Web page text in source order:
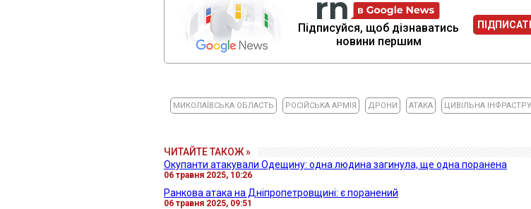
Підписуйся, щоб дізнаватись
новини першим
МИКОЛАЇВСЬКА ОБЛАСТЬ РОСІЙСЬКА АРМІЯ ДРОНИ АТАКА ЦИВІЛЬНА
ЧИТАЙТЕ ТАКОЖ »
Окупанти атакували Одещину: одна людина загинула, ще одна поранена
06 травня 2025, 10:26
Ранкова атака на Дніпропетровщині: є поранений
06 травня 2025, 09:51